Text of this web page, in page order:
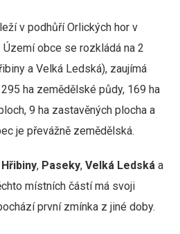
leží v podhůří Orlických hor v
obce se rozkládá na 2
a Velká Ledská), zaujímá
ha zemědělské půdy, 169 ha
9 ha zastavěných plocha a
je převážně zemědělská.
Hřibiny, Paseky, Velká Ledská a
místních částí má svoji
první zmínka z jiné doby.